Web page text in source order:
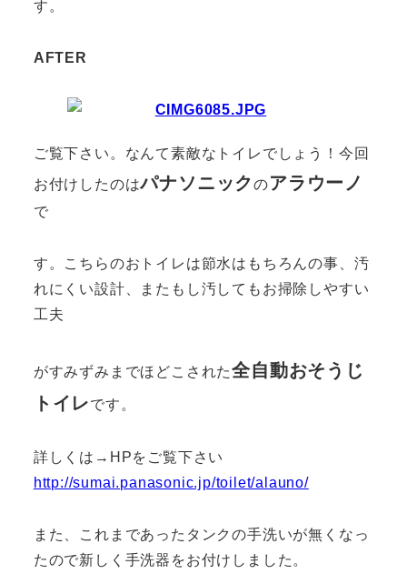
す。
AFTER
ご覧下さい。なんて素敵なトイレでしょう！今回
お付けしたのはパナソニックのアラウーノ
で
す。こちらのおトイレは節水はもちろんの事、汚
れにくい設計、またもし汚してもお掃除しやすい
工夫
がすみずみまでほどこされた全自動おそうじ
トイレです。
詳しくは→HPをご覧下さい
http://sumai.panasonic.jp/toilet/alauno/
また、これまであったタンクの手洗いが無くなっ
たので新しく手洗器をお付けしました。